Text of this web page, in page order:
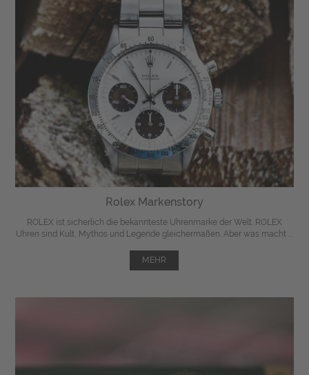
Rolex Markenstory
ROLEX ist sicherlich die bekannteste Uhrenmarke der Welt. ROLEX
Uhren sind Kult, Mythos und Legende gleichermaßen. Aber was macht ...
MEHR